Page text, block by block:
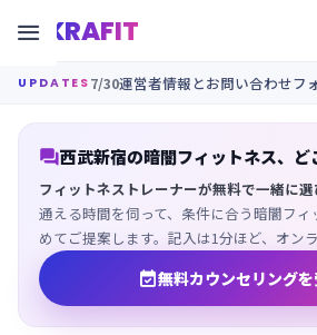
KRAFIT

UPDATES 7/30運営者情報とお問い合わせフ
西武新宿の暗闇フィットネス、ど
フィットネストレーナーが無料で一緒に選
通える時間を伺って、条件に合う暗闇フ
めてご提案します。記入は1分ほど、オン
無料カウンセリング